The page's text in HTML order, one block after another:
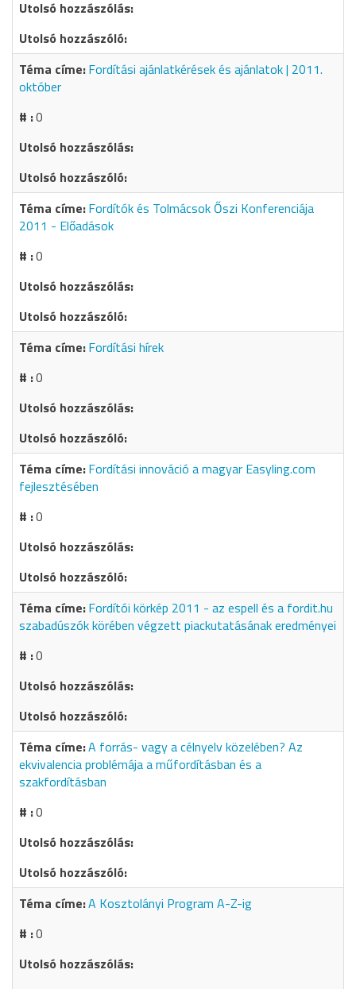
Fordítási ajánlatkérések és ajánlatok | 2011.
október
0
Fordítók és Tolmácsok Őszi Konferenciája
2011 - Előadások
0
Fordítási hírek
0
Fordítási innováció a magyar Easyling.com
fejlesztésében
0
Fordítói körkép 2011 - az espell és a fordit.hu
szabadúszók körében végzett piackutatásának eredményei
0
A forrás- vagy a célnyelv közelében? Az
ekvivalencia problémája a műfordításban és a
szakfordításban
0
A Kosztolányi Program A-Z-ig
0